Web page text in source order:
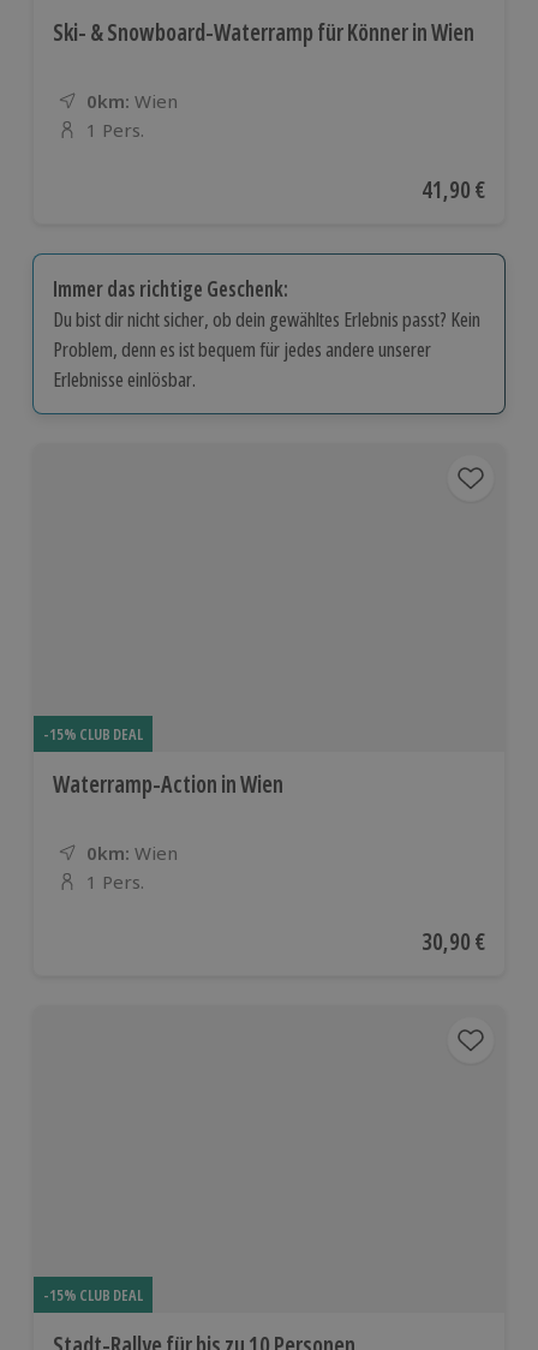
Ski- & Snowboard-Waterramp für Könner in Wien
0km: Entfernung
Standort
Wien
Anzahl der Teilnehmer
1 Pers.
Aktueller
41,90 €
Immer das richtige Geschenk:
Du bist dir nicht sicher, ob dein gewähltes Erlebnis passt? Kein
Problem, denn es ist bequem für jedes andere unserer
Erlebnisse einlösbar.
-15% CLUB DEAL
Waterramp-Action in Wien
0km: Entfernung
Standort
Wien
Anzahl der Teilnehmer
1 Pers.
Aktueller
30,90 €
-15% CLUB DEAL